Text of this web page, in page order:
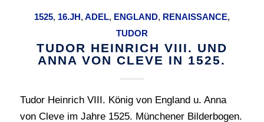
1525, 16.JH,ADEL, ENGLAND, RENAISSANCE,
TUDOR
TUDOR HEINRICH VIII. UND
ANNA VON CLEVE IN 1525.
Tudor Heinrich VIII. König von England u. Anna
von Cleve im Jahre 1525. Münchener Bilderbogen.